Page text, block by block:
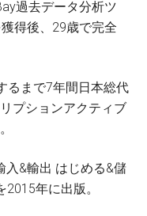
過去データ分析ツ
得後、29歳で完全
るまで7年間日本総代
プションアクティブ
入&輸出 はじめる&儲
年に出版。